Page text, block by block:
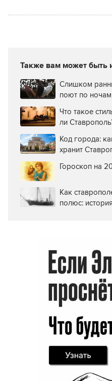
Также вам может быть
Слишком
поют по
Что такое
ли
Код города:
хранит
Гороскоп на
Как
полюс: